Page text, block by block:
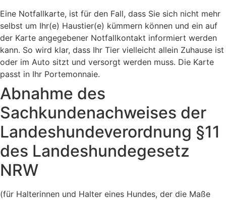
Eine Notfallkarte, ist für den Fall, dass Sie sich nicht mehr
selbst um Ihr(e) Haustier(e) kümmern können und ein auf
der Karte angegebener Notfallkontakt informiert werden
kann. So wird klar, dass Ihr Tier vielleicht allein Zuhause ist
oder im Auto sitzt und versorgt werden muss. Die Karte
passt in Ihr Portemonnaie.
Abnahme des
Sachkundenachweises der
Landeshundeverordnung §11
des Landeshundegesetz
NRW
(für Halterinnen und Halter eines Hundes, der die Maße